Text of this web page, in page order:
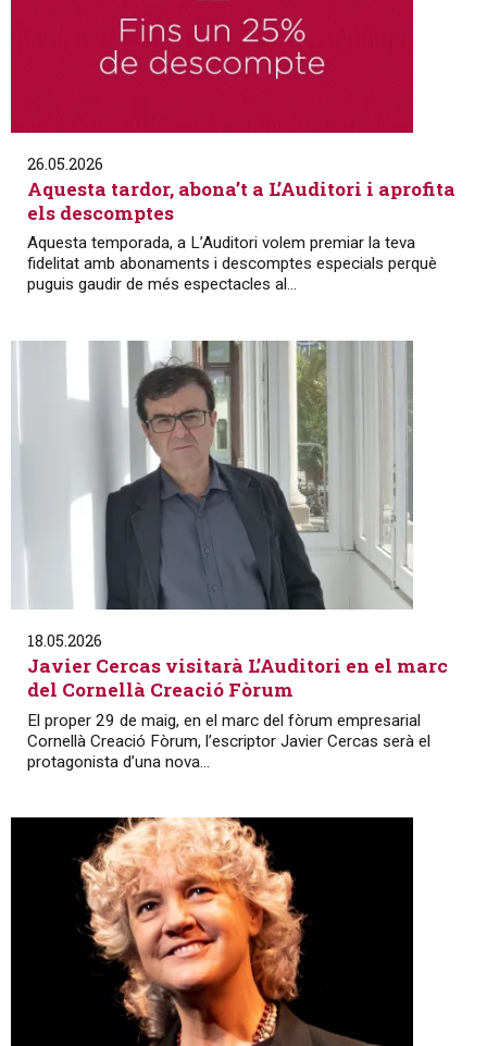
26.05.2026
Aquesta tardor, abona’t a L’Auditori i aprofita
els descomptes
Aquesta temporada, a L’Auditori volem premiar la teva
fidelitat amb abonaments i descomptes especials perquè
puguis gaudir de més espectacles al...
18.05.2026
Javier Cercas visitarà L’Auditori en el marc
del Cornellà Creació Fòrum
El proper 29 de maig, en el marc del fòrum empresarial
Cornellà Creació Fòrum, l’escriptor Javier Cercas serà el
protagonista d’una nova...